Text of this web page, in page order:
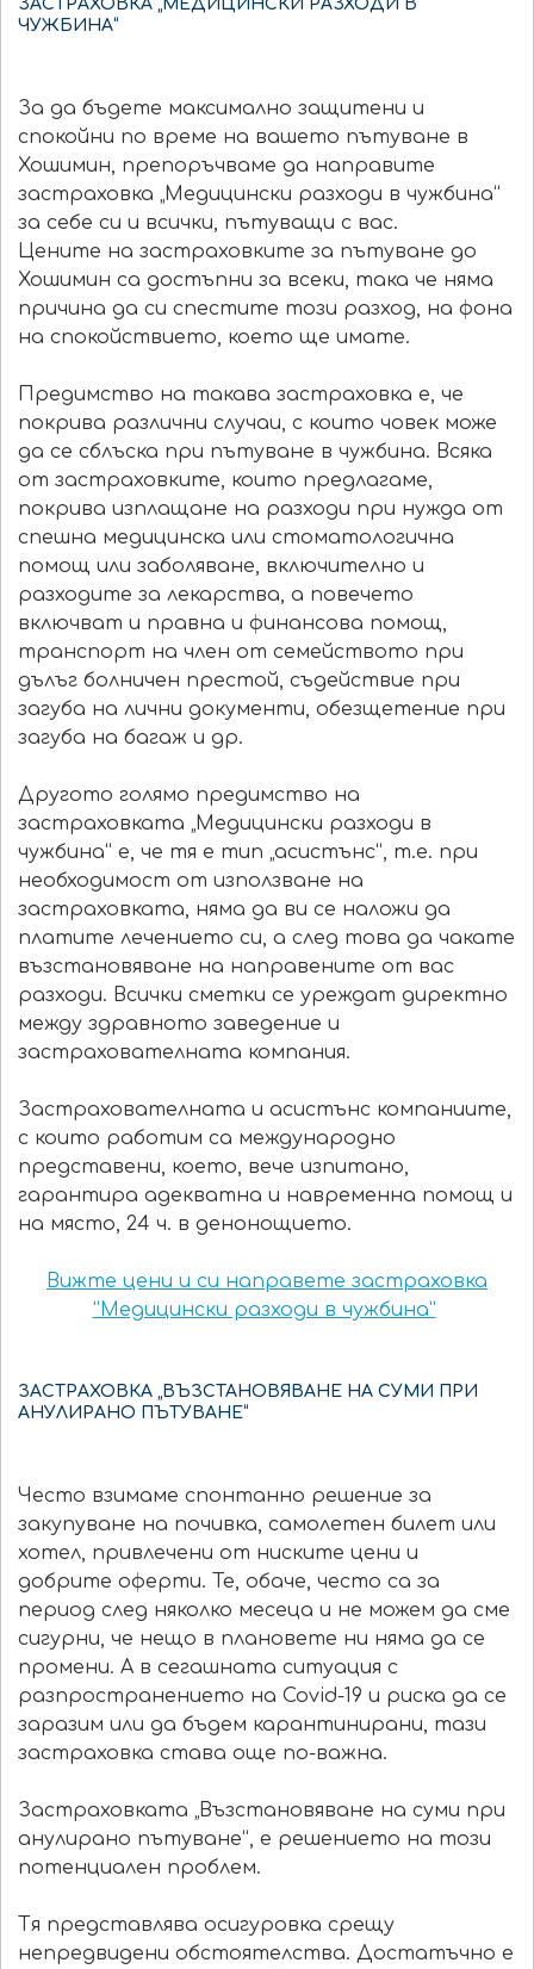
ЗАСТРАХОВКА „МЕДИЦИНСКИ РАЗХОДИ В
ЧУЖБИНА“
За да бъдете максимално защитени и
спокойни по време на вашето пътуване в
Хошимин, препоръчваме да направите
застраховка „Медицински разходи в чужбина“
за себе си и всички, пътуващи с вас.
Цените на застраховките за пътуване до
Хошимин са достъпни за всеки, така че няма
причина да си спестите този разход, на фона
на спокойствието, което ще имате.
Предимство на такава застраховка е, че
покрива различни случаи, с които човек може
да се сблъска при пътуване в чужбина. Всяка
от застраховките, които предлагаме,
покрива изплащане на разходи при нужда от
спешна медицинска или стоматологична
помощ или заболяване, включително и
разходите за лекарства, а повечето
включват и правна и финансова помощ,
транспорт на член от семейството при
дълъг болничен престой, съдействие при
загуба на лични документи, обезщетение при
загуба на багаж и др.
Другото голямо предимство на
застраховката „Медицински разходи в
чужбина“ е, че тя е тип „асистънс“, т.е. при
необходимост от използване на
застраховката, няма да ви се наложи да
платите лечението си, а след това да чакате
възстановяване на направените от вас
разходи. Всички сметки се уреждат директно
между здравното заведение и
застрахователната компания.
Застрахователната и асистънс компаниите,
с които работим са международно
представени, което, вече изпитано,
гарантира адекватна и навременна помощ и
на място, 24 ч. в денонощието.
Вижте цени и си направете застраховка
“Медицински разходи в чужбина”
ЗАСТРАХОВКА „ВЪЗСТАНОВЯВАНЕ НА СУМИ ПРИ
АНУЛИРАНО ПЪТУВАНЕ“
Често взимаме спонтанно решение за
закупуване на почивка, самолетен билет или
хотел, привлечени от ниските цени и
добрите оферти. Те, обаче, често са за
период след няколко месеца и не можем да сме
сигурни, че нещо в плановете ни няма да се
промени. А в сегашната ситуация с
разпространението на Covid-19 и риска да се
заразим или да бъдем карантинирани, тази
застраховка става още по-важна.
Застраховката „Възстановяване на суми при
анулирано пътуване“, е решението на този
потенциален проблем.
Тя представлява осигуровка срещу
непредвидени обстоятелства. Достатъчно е